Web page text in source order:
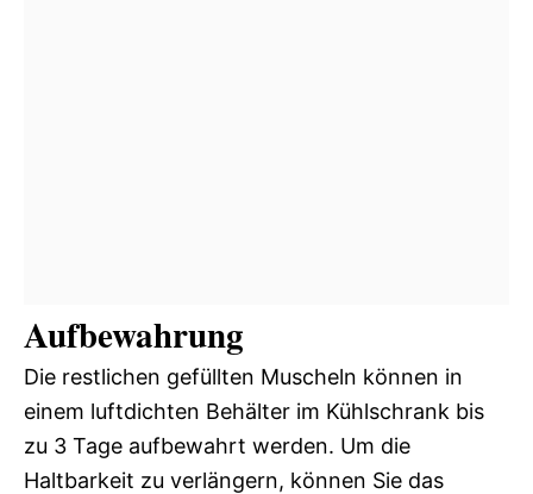
Aufbewahrung
Die restlichen gefüllten Muscheln können in
einem luftdichten Behälter im Kühlschrank bis
zu 3 Tage aufbewahrt werden. Um die
Haltbarkeit zu verlängern, können Sie das